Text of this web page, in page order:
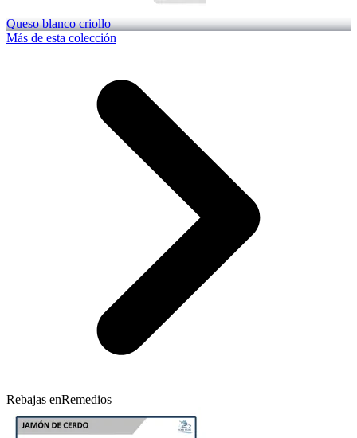
Queso blanco criollo
Más de esta colección
Rebajas enRemedios